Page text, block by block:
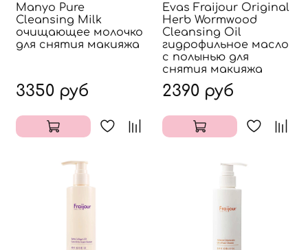
Manyo Pure
Cleansing Milk
очищающее молочко
для снятия макияжа
3350 руб
Evas Fraijour Original
Herb Wormwood
Cleansing Oil
гидрофильное масло
с полынью для
снятия макияжа
2390 руб